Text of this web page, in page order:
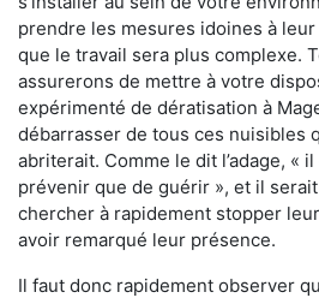
prendre les mesures idoines à
que le travail sera plus complexe.
assurerons de mettre à votre
expérimenté de dératisation à
débarrasser de tous ces nuisibles
abriterait. Comme le dit l’adage, «
prévenir que de guérir », et il
chercher à rapidement stopper
avoir remarqué leur présence.
Il faut donc rapidement observer